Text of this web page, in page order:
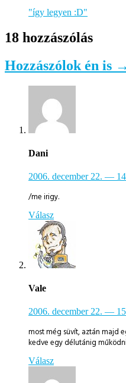
"így legyen :D"
18 hozzászólás
Hozzászólok én is →
Dani
2006. december 22. —
/me irigy.
Válasz
Vale
2006. december 22. —
most még süvít, aztán majd
kedve egy délutánig működni
Válasz